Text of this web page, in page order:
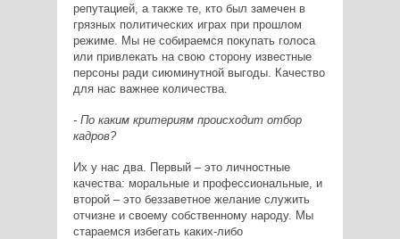
репутацией, а также те, кто был замечен в
грязных политических играх при прошлом
режиме. Мы не собираемся покупать голоса
или привлекать на свою сторону известные
персоны ради сиюминутной выгоды. Качество
для нас важнее количества.
- По каким критериям происходит отбор
кадров?
Их у нас два. Первый – это личностные
качества: моральные и профессиональные, и
второй – это беззаветное желание служить
отчизне и своему собственному народу. Мы
стараемся избегать каких-либо